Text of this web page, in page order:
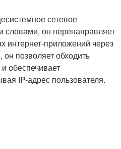
сетевое
словами, он перенаправляет
интернет-приложений через
он позволяет обходить
обеспечивает
IP-адрес пользователя.